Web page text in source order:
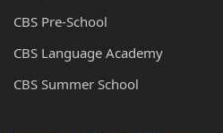
CBS Pre-School
CBS Language Academy
CBS Summer School